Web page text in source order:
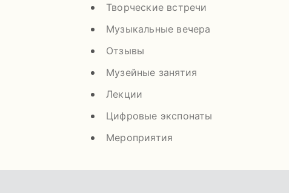
Творческие встречи
Музыкальные вечера
Отзывы
Музейные занятия
Лекции
Цифровые экспонаты
Мероприятия